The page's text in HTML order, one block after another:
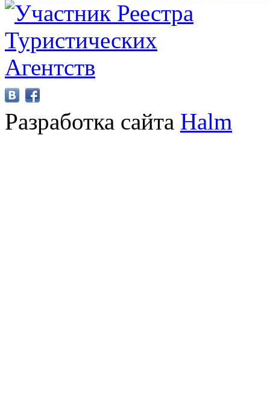
Разработка сайта Halm